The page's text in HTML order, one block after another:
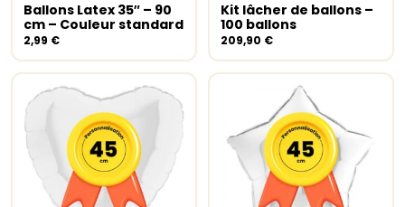
Choix des options
plusieurs
variations.
options
peuvent
être
choisies
page
du
Ballons Latex 35″ – 90
cm – Couleur standard
2,99 €
Select options
Kit lâcher de ballons –
100 ballons
209,90 €